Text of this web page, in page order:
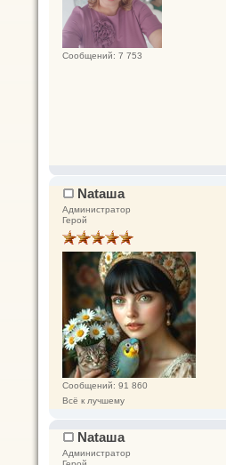
Сообщений: 7 753
Nataшa
Администратор
Герой
Сообщений: 91 860
Всё к лучшему
Nataшa
Администратор